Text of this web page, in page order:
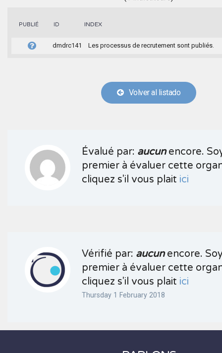
PUBLIÉ ID INDEX
dmdrc141 Les processus de recrutement sont publiés.
Volver al listado
Évalué par: aucunencore.
premier à évaluer cette
cliquez s'il vous plait ici
Vérifié par: aucunencore.
premier à évaluer cette
cliquez s'il vous plait ici
Thursday 1 February 2018